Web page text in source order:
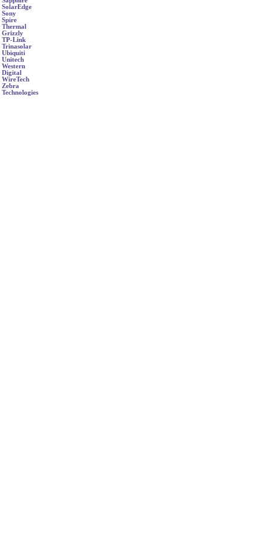
SolarEdge
Sony
Spire
Thermal
Grizzly
TP-Link
Trinasolar
Ubiquiti
Unitech
Western
Digital
WireTech
Zebra
Technologies